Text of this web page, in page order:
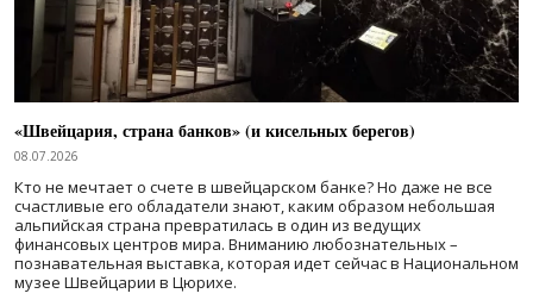
«Швейцария, страна банков» (и кисельных берегов)
08.07.2026
Кто не мечтает о счете в швейцарском банке? Но даже не все
счастливые его обладатели знают, каким образом небольшая
альпийская страна превратилась в один из ведущих
финансовых центров мира. Вниманию любознательных –
познавательная выставка, которая идет сейчас в Национальном
музее Швейцарии в Цюрихе.